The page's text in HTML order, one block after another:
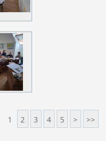
1 2 3 4 5 > >>